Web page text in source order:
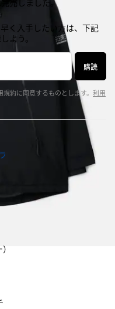
売しました。
く入手したい方は、下記
よう。
購読
約に同意するものとします。 利用